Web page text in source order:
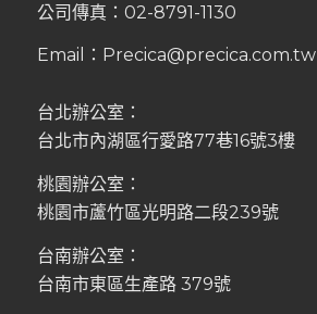
公司傳真：02-8791-1130
Email： Precica@precica.com.tw
台北辦公室：
台北市內湖區行愛路77巷16號3樓
桃園辦公室：
桃園市蘆竹區光明路二段239號
台南辦公室：
台南市東區生產路 379號